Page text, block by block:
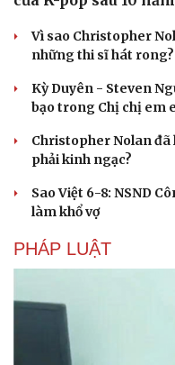
Vì sao Christopher
những thi sĩ hát rong?
Kỳ Duyên - Steven
bạo trong Chị chị em
Christopher Nolan đã
phải kinh ngạc?
Sao Việt 6-8: NSND
làm khổ vợ
PHÁP LUẬT